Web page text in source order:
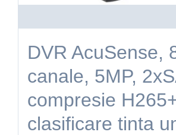
DVR AcuSense,
canale, 5MP,
compresie
clasificare tinta